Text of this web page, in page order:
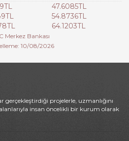
47.6085TL
54.8736TL
64.1203TL
Merkez Bankası
10/08/2026
gerçekleştirdiği projelerle, uzmanlığını
insan öncelikli bir kurum olarak